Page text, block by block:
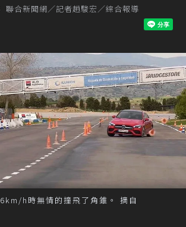
聯合新聞網／記者趙駿宏／綜合報導
h時無情的撞飛了角錐。 摘自